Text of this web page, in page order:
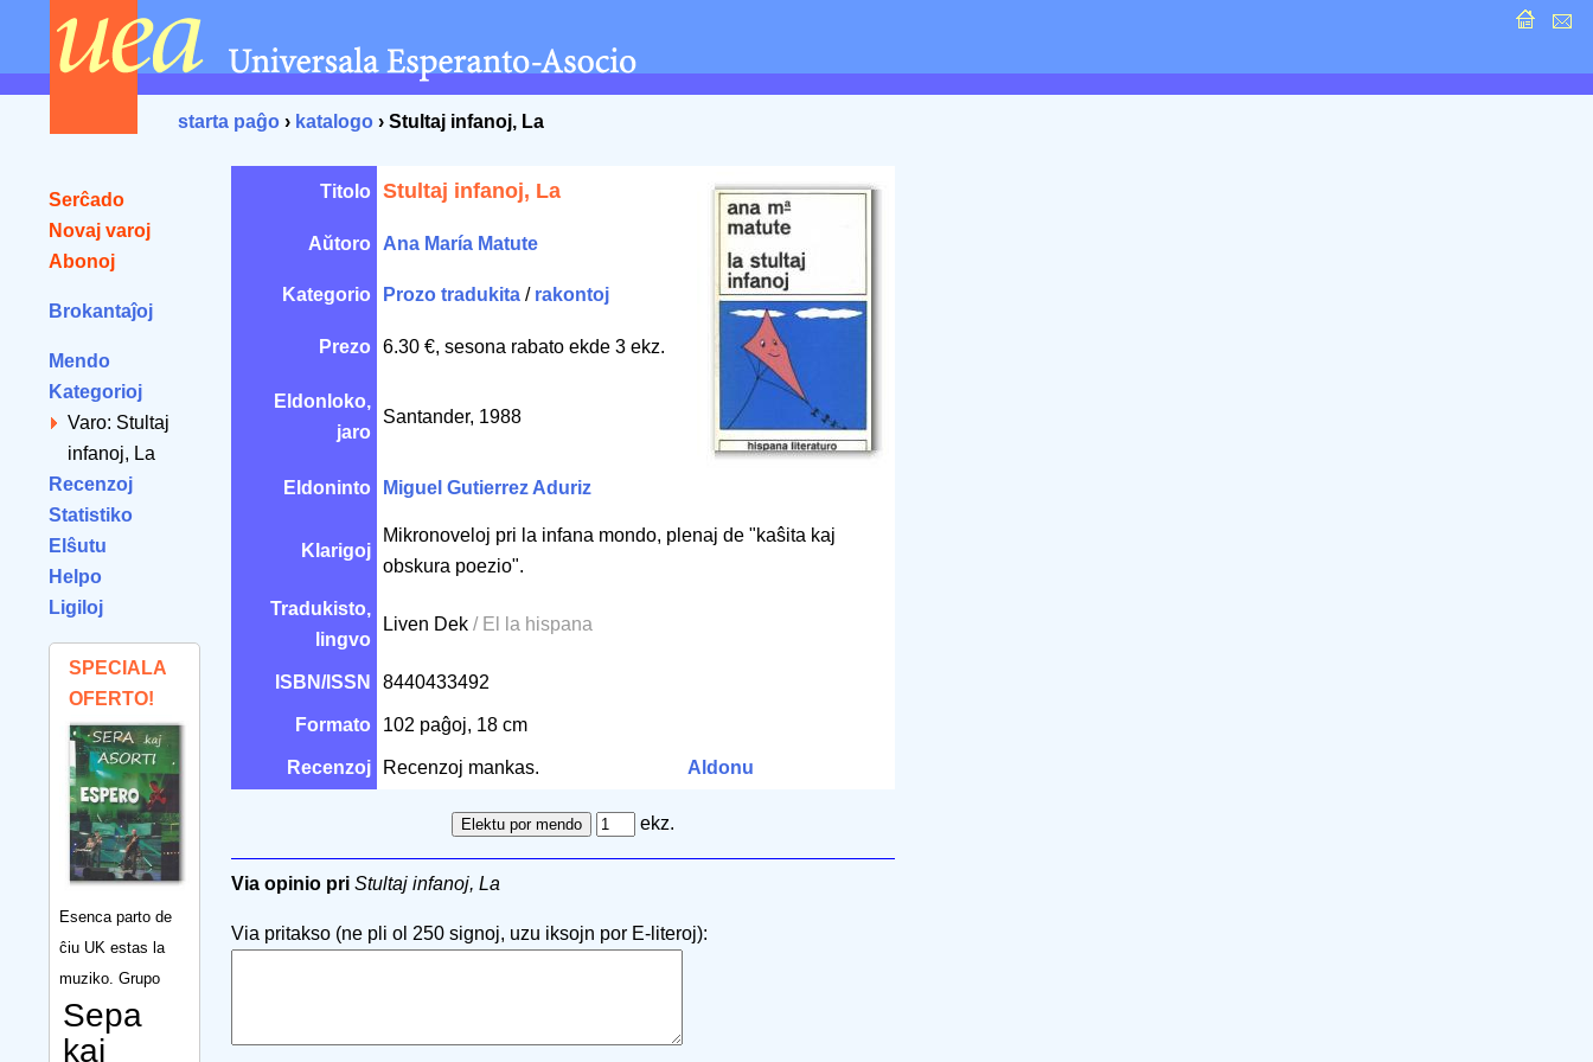
starta paĝo › katalogo › Stultaj infanoj, La
Serĉado
Novaj varoj
Abonoj
Brokantaĵoj
Mendo
Kategorioj
Varo: Stultaj
infanoj, La
Recenzoj
Statistiko
Elŝutu
Helpo
Ligiloj
SPECIALA
OFERTO!
Esenca parto de
ĉiu UK estas la
muziko. Grupo
Sepa
kaj
Titolo Stultaj infanoj, La
Aŭtoro Ana María Matute
Kategorio Prozo tradukita / rakontoj
Prezo 6.30 €, sesona rabato ekde 3 ekz.
Eldonloko,
jaro
Santander, 1988
Eldoninto Miguel Gutierrez Aduriz
Klarigoj
Mikronoveloj pri la infana mondo, plenaj de "kaŝita kaj
obskura poezio".
Tradukisto,
lingvo
Liven Dek / El la hispana
ISBN/ISSN 8440433492
Formato 102 paĝoj, 18 cm
Recenzoj Recenzoj mankas. Aldonu
ekz.
Via opinio pri Stultaj infanoj, La
Via pritakso (ne pli ol 250 signoj, uzu iksojn por E-literoj):